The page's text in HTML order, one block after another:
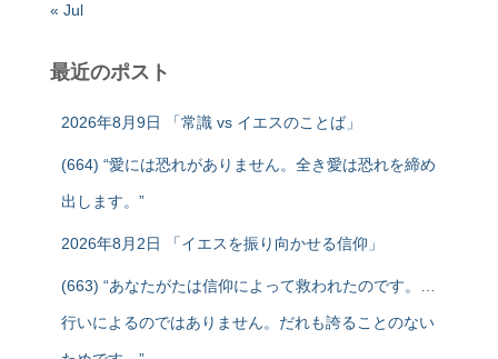
« Jul
最近のポスト
2026年8月9日 「常識 vs イエスのことば」
(664) “愛には恐れがありません。全き愛は恐れを締め
出します。”
2026年8月2日 「イエスを振り向かせる信仰」
(663) “あなたがたは信仰によって救われたのです。…
行いによるのではありません。だれも誇ることのない